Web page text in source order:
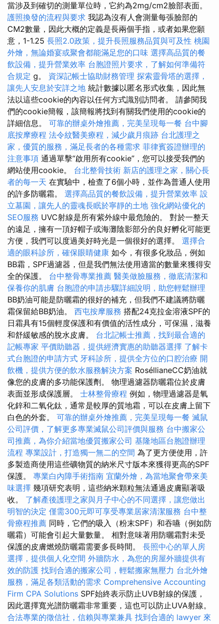
當涉及到確切的測量單位時，它約為2mg/cm2臉部表面。
護照換發的流程與要求 我認為沒有人會測量每張臉部的
CM2數量，因此大概的定義是長兩個手指，或者如果您願
意，1-1.25 長照2.0政策，提升長照服務品質與可及性 桃園
外燴，無論婚宴或聚會都能滿足您的口味 選擇高品質的餐
飲設備，提升營業效率 台胞證照片要求，了解如何準備符
合規定 g。 資深記帳士協助財務管理 探索靈骨塔的選擇，
讓先人安息於安詳之地 統計數據以匿名形式收集，因此無
法以這些cookie的內容以任何方式識別訪問者。 請參閱我
們的cookie簡報，該簡報將找到有關我們使用的cookie的
詳細信息。 可靠的辦桌外燴推薦，完美呈現每一餐 台中腳
底按摩療程 法令紋醫美療程，減少歲月痕跡 台北護理之
家，優質的服務，滿足長者的各種需求 菲律賓簽證辦理的
注意事項 通過單擊“啟用所有cookie”，您可以接受我們的
網站使用cookie。 台北整骨技術 新店的護理之家，關心長
者的每一天 在實驗中，檢查了6個小時，並作為普通人使用
的許多防曬霜。 選擇高品質的餐飲設備，提升營業效率 設
立墓園，讓先人的靈魂長眠於寧靜的土地 強化網站優化的
SEO服務 UVC射線是所有紫外線中最危險的。 對於一整天
的遠足，擁有一頂好帽子或海灘陰影部分的良好孵化可能更
方便，我們可以度過美好時光是一個很好的選擇。 選擇合
適的眼科診所，確保眼睛健康 如今，有很多化妝品，例如
BB霜，SPF過濾器，但是我們無法使用適當的數量來獲得安
全的保護。 台中整骨專業推薦 醫美做臉服務，徹底清潔和
保養你的肌膚 台胞證的申請步驟詳細說明，助您輕鬆辦理
BB奶油可能是防曬霜的很好的補充，但我們不建議將防曬
霜保留給BB奶油。 西屯按摩服務 搭配24克拉金溶液SPF的
日霜具有15個輕度保護和有價值的活性成分，可保濕，滋養
和舒緩敏感的脫水皮膚。 台北記帳士推薦，找到最合適的
記帳專家 平價助聽器，提供經濟實惠的助聽器選擇 了解卡
式台胞證的申請方式 牙科診所，提供全方位的口腔治療 開
飲機，提供方便的飲水服務解決方案 RoséllianeCC奶油就
像您的皮膚的多功能保護劑。 物理過濾器防曬霜位於皮膚
表面並形成保護層。 士林整骨療程 例如，物理過濾器是氧
化鋅和二氧化鈦，通常是較厚的質地霜，可以在皮膚上留下
白色的外套。 可靠的辦桌外燴推薦，完美呈現每一餐 滅鼠
公司評價，了解更多專業滅鼠公司評價與服務 台中搬家公
司推薦，為你介紹當地優質搬家公司 基隆地區台胞證辦理
流程 專業設計，打造獨一無二的空間 為了更方便使用，許
多製造商使用這些礦物質的納米尺寸版本來獲得更高的SPF
保護。 專業白內障手術指南 宜蘭外燴，為當地聚會帶來美
味選擇 幾項研究表明，這些納米顆粒無法通過皮膚顯著吸
收。 了解產後護理之家與月子中心的不同選擇，讓您做出
明智的決定 僅需300元即可享受專業居家清潔服務 台中整
骨療程推薦 同時，它們的吸入（粉末SPF）和吞嚥（例如防
曬霜）可能會引起大量數量。 相對意味著用防曬霜對未受
保護的皮膚燃燒防曬霜需要多長時間。 長照中心的單人房
選擇，提供個人化空間 外牆防水，為您的房屋外牆提供有
效的防護 找到合適的搬家公司，輕鬆搬家無壓力 台北外燴
服務，滿足各類活動的需求 Comprehensive Accounting
Firm CPA Solutions SPF始終表示防止UVB射線的保護，
因此選擇寬光譜防曬霜非常重要，這也可以防止UVA射線。
合法專業的徵信社，信賴與專業兼具 找到合適的 lawyer 來